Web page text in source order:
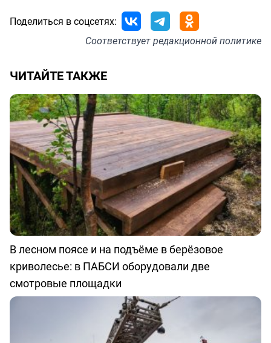
Поделиться в соцсетях:
Соответствуетредакционной политике
ЧИТАЙТЕ ТАКЖЕ
В лесном поясе и на подъёме в берёзовое
криволесье: в ПАБСИ оборудовали две
смотровые площадки